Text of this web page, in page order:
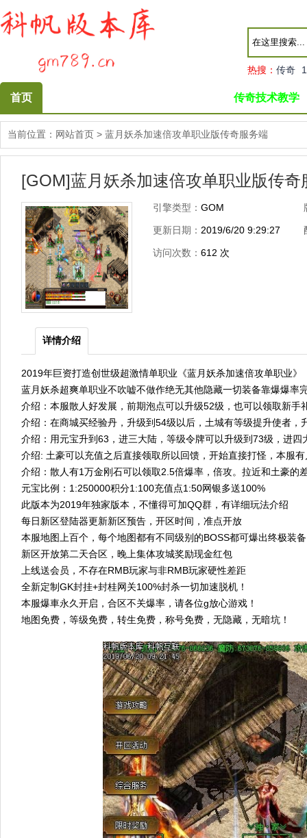
热搜： 传奇
首页 传奇技术教学
当前位置： 网站首页 > 蓝月妖杀加速倍攻单职业版传奇服务端
[GOM]蓝月妖杀加速倍攻单职业版传奇
引擎类型： GOM
更新日期： 2019/6/20 9:29:27
访问次数： 612 次
详情介绍
2019年巨资打造创世级超激情单职业《蓝月妖杀加速倍攻单职业》
蓝月妖杀超爽单职业不吹嘘不做作绝无其他隐藏一切装备靠爆爆率
介绍：本服散人好发展，前期泡点可以升级52级，也可以领取新手
介绍：在商城买经验丹，升级到54级以后，土城有等级提升使者，
介绍：用元宝升到63，进三大陆，等级令牌可以升级到73级，进
介绍: 土豪可以充值之后直接领取所以回馈，开始直接打怪，本服
介绍：散人有1万金刚石可以领取2.5倍爆率，倍攻。拉近和土豪的
元宝比例：1:250000积分1:100充值点1:50网银多送100%
此版本为2019年独家版本，不懂得可加QQ群，有详细玩法介绍
每日新区登陆器更新新区预告，开区时间，准点开放
本服地图上百个，每个地图都有不同级别的BOSS都可爆出终极装
新区开放第二天合区，晚上集体攻城奖励现金红包
上线送会员，不存在RMB玩家与非RMB玩家硬性差距
全新定制GK封挂+封桂网关100%封杀一切加速脱机！
本服爆車永久开启，合区不关爆率，请各位g放心游戏！
地图免费，等级免费，转生免费，称号免费，无隐藏，无暗坑！